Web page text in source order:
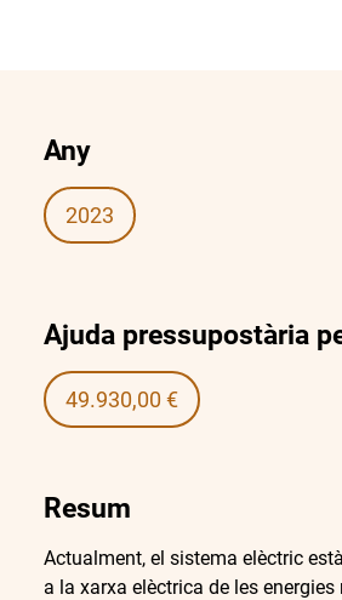
Any
2023
Ajuda pressupostària
49.930,00 €
Resum
Actualment, el sistema elèctric
a la xarxa elèctrica de les